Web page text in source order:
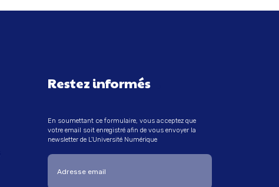
Restez informés
En soumettant ce formulaire, vous acceptez que
votre email soit enregistré afin de vous envoyer la
newsletter de L'Université Numérique